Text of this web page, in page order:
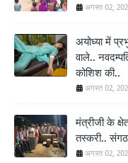
अगस्त 02,
अयोध्या में
वाले..
कोशिश की..
अगस्त 02,
मंत्रीजी के
तस्करी..
अगस्त 02,